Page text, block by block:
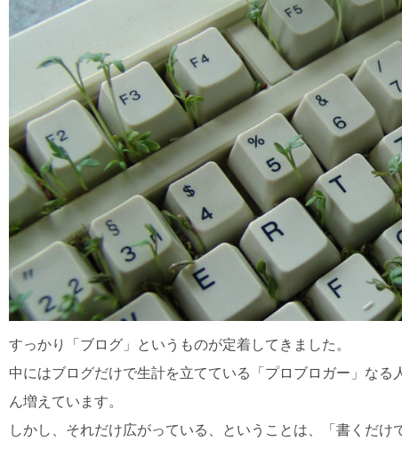
すっかり「ブログ」というものが定着してきました。
中にはブログだけで生計を立てている「プロブロガー」な
ん増えています。
しかし、それだけ広がっている、ということは、「書くだ